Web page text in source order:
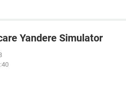
Yandere Simulator